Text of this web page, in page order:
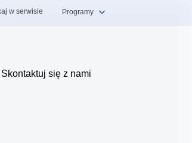
w serwisie Programy
Skontaktuj się z nami